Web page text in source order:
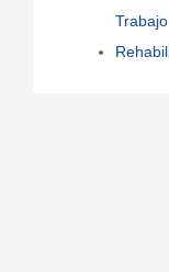
Trabajo